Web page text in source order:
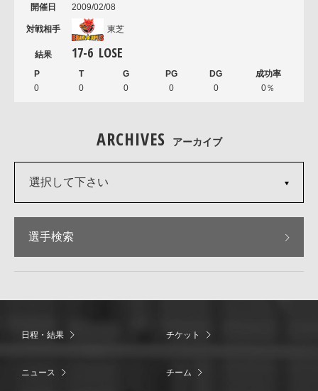
2009/02/08
東芝
17-6 LOSE
0 0 0 0 0 0％
ARCHIVES アーカイブ
選択して下さい
選手検索
日程・結果 チケット
ニュース チーム